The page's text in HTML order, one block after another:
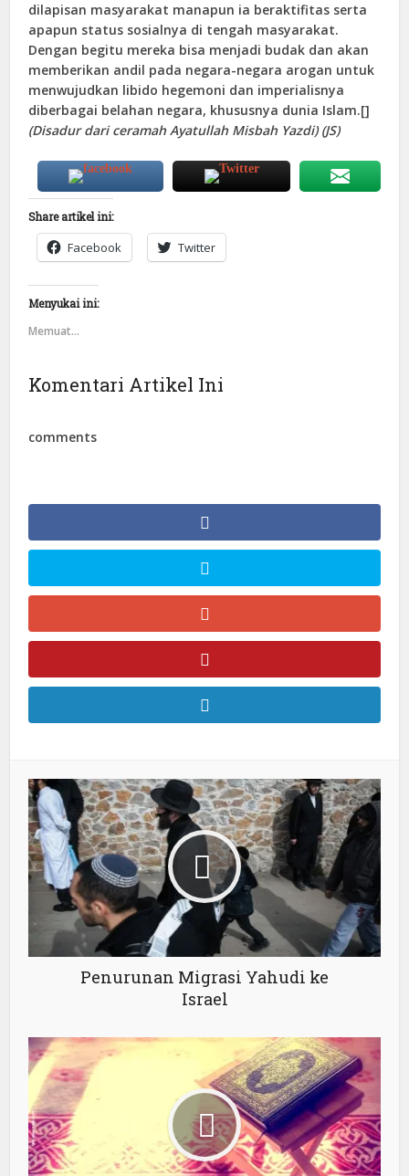
dilapisan masyarakat manapun ia beraktifitas serta
apapun status sosialnya di tengah masyarakat.
Dengan begitu mereka bisa menjadi budak dan akan
memberikan andil pada negara-negara arogan untuk
menwujudkan libido hegemoni dan imperialisnya
diberbagai belahan negara, khususnya dunia Islam.[]
(Disadur dari ceramah Ayatullah Misbah Yazdi) (JS)
Share artikel ini:
Facebook Twitter
Menyukai ini:
Memuat...
Komentari Artikel Ini
comments
Penurunan Migrasi Yahudi ke
Israel